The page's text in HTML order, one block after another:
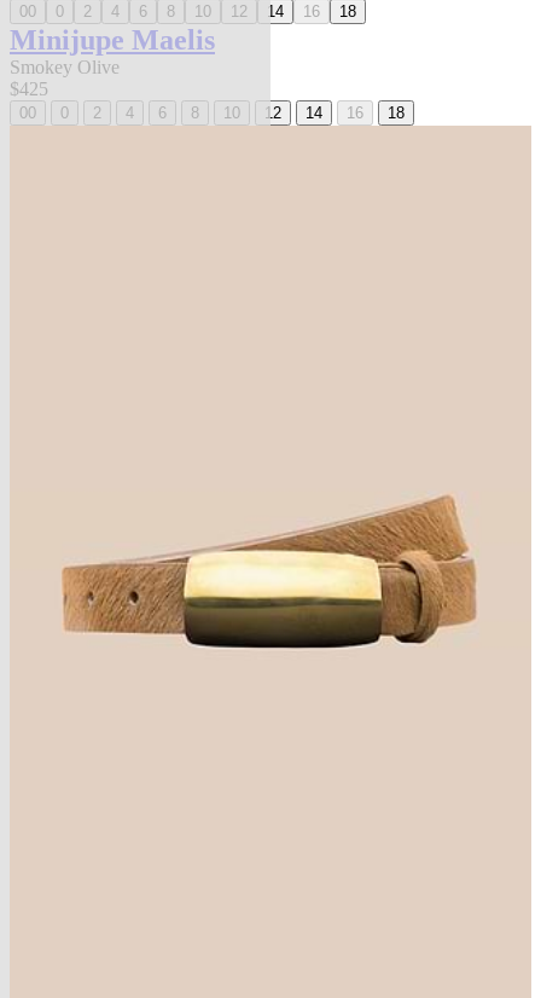
00 0 2 4 6 8 10 12 14 16 18
Minijupe Maelis
Smokey Olive
$425
00 0 2 4 6 8 10 12 14 16 18